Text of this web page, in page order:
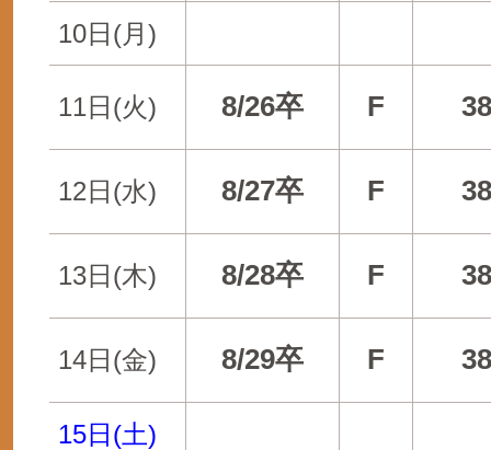
10日(月)
11日(火) 8/26卒 F
12日(水) 8/27卒 F
13日(木) 8/28卒 F
14日(金) 8/29卒 F
15日(土)